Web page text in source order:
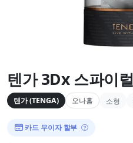
텐가 3Dx 스파이럴
텐가 (TENGA) 오나홀 소형
카드 무이자 할부